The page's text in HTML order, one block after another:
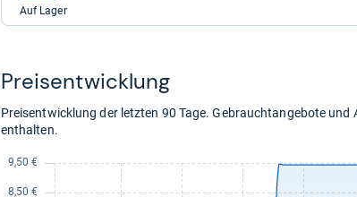
für
Auf Lager
Preis­ent­wick­lung
Preisentwicklung der letzten 90 Tage. Gebrauchtangebote und
enthalten.